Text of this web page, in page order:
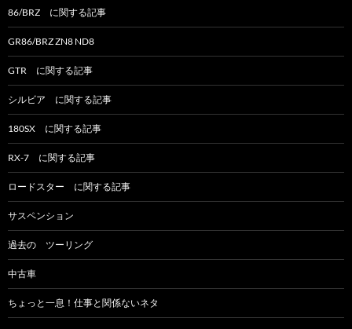
86/BRZ に関する記事
GR86/BRZ ZN8 ND8
GTR に関する記事
シルビア に関する記事
180SX に関する記事
RX-7 に関する記事
ロードスター に関する記事
サスペンション
過去の ツーリング
中古車
ちょっと一息！仕事と関係ないネタ